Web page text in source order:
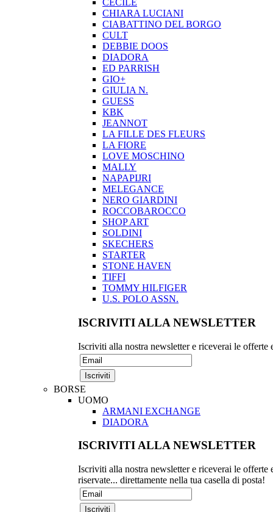
CECILE
CHIARA LUCIANI
CIABATTINO DEL BORGO
CULT
DEBBIE DOOS
DIADORA
ED PARRISH
GIO+
GIULIA N.
GUESS
KBK
JEANNOT
LA FILLE DES FLEURS
LA FIORE
LOVE MOSCHINO
MALLY
NAPAPIJRI
MELEGANCE
NERO GIARDINI
ROCCOBAROCCO
SHOP ART
SOLDINI
SKECHERS
STARTER
STONE HAVEN
TIFFI
TOMMY HILFIGER
U.S. POLO ASSN.
ISCRIVITI ALLA NEWSLETTER
Iscriviti alla nostra newsletter e riceverai le offerte
BORSE
UOMO
ARMANI EXCHANGE
DIADORA
ISCRIVITI ALLA NEWSLETTER
Iscriviti alla nostra newsletter e riceverai le offerte
riservate... direttamente nella tua casella di posta!